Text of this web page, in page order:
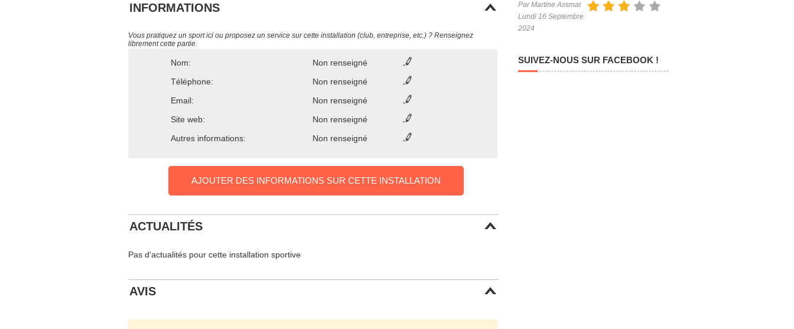
INFORMATIONS
Vous pratiquez un sport ici ou proposez un service sur cette installation (club, entreprise, etc.) ? Renseignez
librement cette partie.
Nom:
Non renseigné
Téléphone:
Non renseigné
Email:
Non renseigné
Site web:
Non renseigné
Autres informations:
Non renseigné
AJOUTER DES INFORMATIONS SUR CETTE INSTALLATION
ACTUALITÉS
Pas d'actualités pour cette installation sportive
AVIS
Par Martine Assmat
Lundi 16 Septembre
2024
SUIVEZ-NOUS SUR FACEBOOK !